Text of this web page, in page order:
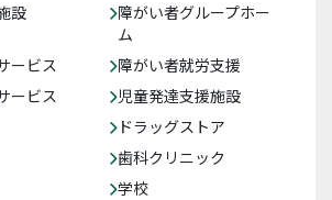
設
障がい者グループホー
ム
ービス
障がい者就労支援
ービス
児童発達支援施設
ドラッグストア
歯科クリニック
学校